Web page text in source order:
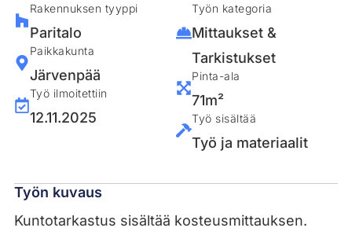
Rakennuksen tyyppi
Paritalo
Paikkakunta
Järvenpää
Työ ilmoitettiin
12.11.2025
Työn kategoria
Mittaukset &
Tarkistukset
Pinta-ala
71m²
Työ sisältää
Työ ja materiaalit
Työn kuvaus
Kuntotarkastus sisältää kosteusmittauksen.